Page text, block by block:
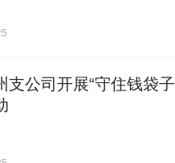
支公司开展“守住钱袋